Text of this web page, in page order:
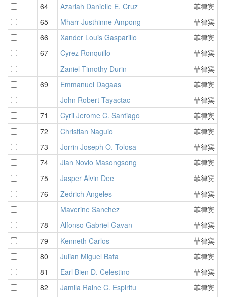
64
Azariah Danielle E. Cruz 菲律宾
65
Mharr Justhinne Ampong 菲律宾
66
Xander Louis Gasparillo 菲律宾
67
Cyrez Ronquillo 菲律宾
Zaniel Timothy Durin
菲律宾
69
Emmanuel Dagaas 菲律宾
John Robert Tayactac
菲律宾
71
Cyril Jerome C. Santiago 菲律宾
72
Christian Naguio 菲律宾
73
Jorrin Joseph O. Tolosa 菲律宾
74
Jian Novio Masongsong 菲律宾
75
Jasper Alvin Dee 菲律宾
76
Zedrich Angeles 菲律宾
Maverine Sanchez
菲律宾
78
Alfonso Gabriel Gavan 菲律宾
79
Kenneth Carlos 菲律宾
80
Julian Miguel Bata 菲律宾
81
Earl Bien D. Celestino 菲律宾
82
Jamila Raine C. Espiritu 菲律宾